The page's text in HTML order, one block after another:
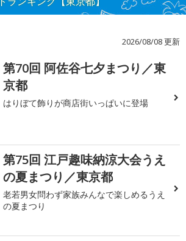
2026/08/08 更新
第70回 阿佐谷七夕まつり／東
京都
はりぼて飾りが商店街いっぱいに登場
第75回 江戸趣味納涼大会うえ
の夏まつり／東京都
老若男女問わず家族みんなで楽しめるうえ
の夏まつり